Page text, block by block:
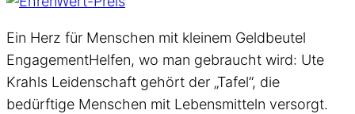
Ein Herz für Menschen mit kleinem Geldbeutel
EngagementHelfen, wo man gebraucht wird: Ute
Krahls Leidenschaft gehört der „Tafel“, die
bedürftige Menschen mit Lebensmitteln versorgt.